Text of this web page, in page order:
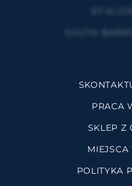
PRACA
SKLEP Z
POLITYKA